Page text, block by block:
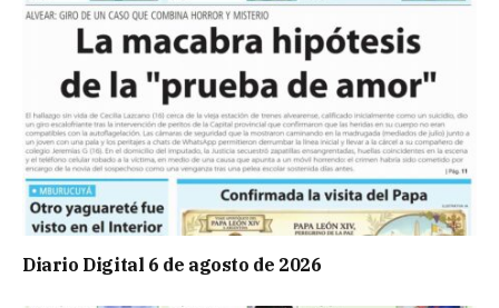
Diario Digital 6 de agosto de 2026